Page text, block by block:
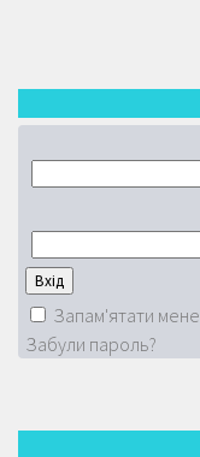
Запам'ятати мене
Забули пароль?